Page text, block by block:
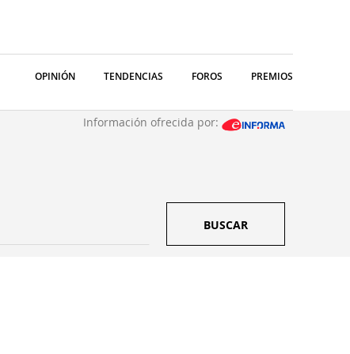
OPINIÓN TENDENCIAS FOROS PREMIOS
Información ofrecida por:
BUSCAR